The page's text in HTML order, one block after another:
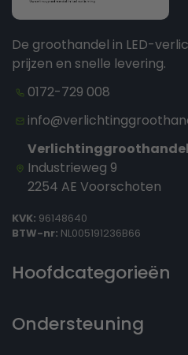
De groothandel in LED-
prijzen en snelle levering.
0172-729 008
Industrieweg 9
2254 AE Voorschoten
KVK: 96148640
BTW-nr: NL005191236B66
Hoofdcategorieën
LED PANELEN
Ondersteuning